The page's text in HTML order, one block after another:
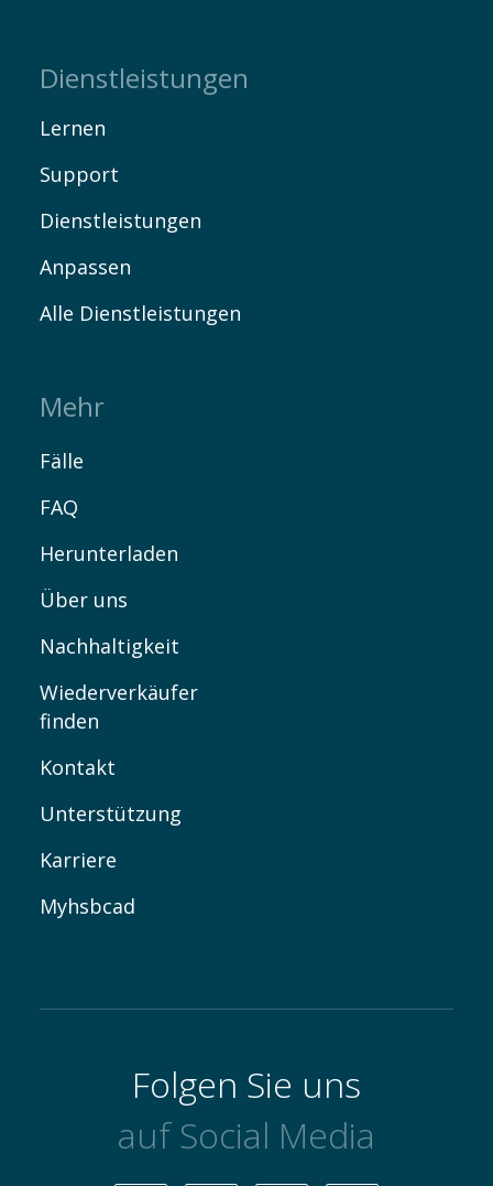
Dienstleistungen
Lernen
Support
Dienstleistungen
Anpassen
Alle Dienstleistungen
Mehr
Fälle
FAQ
Herunterladen
Über uns
Nachhaltigkeit
Wiederverkäufer
finden
Kontakt
Unterstützung
Karriere
Myhsbcad
Folgen Sie uns
auf Social Media